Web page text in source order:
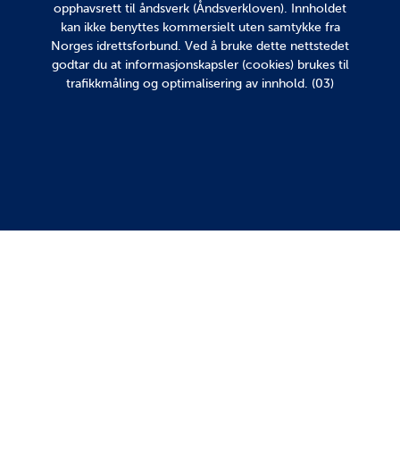
opphavsrett til åndsverk (Åndsverkloven). Innholdet
kan ikke benyttes kommersielt uten samtykke fra
Norges idrettsforbund. Ved å bruke dette nettstedet
godtar du at informasjonskapsler (cookies) brukes til
trafikkmåling og optimalisering av innhold. (03)